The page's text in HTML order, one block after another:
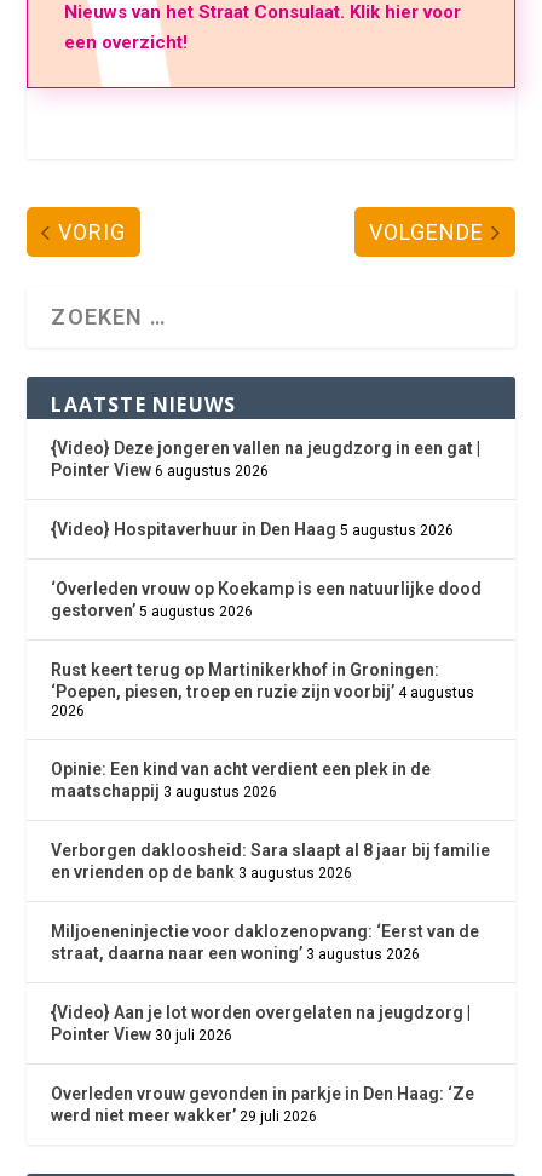
Nieuws van het Straat Consulaat. Klik hier voor
een overzicht!
VORIG VOLGENDE
LAATSTE NIEUWS
{Video} Deze jongeren vallen na jeugdzorg in een gat |
Pointer View 6 augustus 2026
{Video} Hospitaverhuur in Den Haag 5 augustus 2026
‘Overleden vrouw op Koekamp is een natuurlijke dood
gestorven’ 5 augustus 2026
Rust keert terug op Martinikerkhof in Groningen:
‘Poepen, piesen, troep en ruzie zijn voorbij’ 4 augustus
2026
Opinie: Een kind van acht verdient een plek in de
maatschappij 3 augustus 2026
Verborgen dakloosheid: Sara slaapt al 8 jaar bij familie
en vrienden op de bank 3 augustus 2026
Miljoeneninjectie voor daklozenopvang: ‘Eerst van de
straat, daarna naar een woning’ 3 augustus 2026
{Video} Aan je lot worden overgelaten na jeugdzorg |
Pointer View 30 juli 2026
Overleden vrouw gevonden in parkje in Den Haag: ‘Ze
werd niet meer wakker’ 29 juli 2026